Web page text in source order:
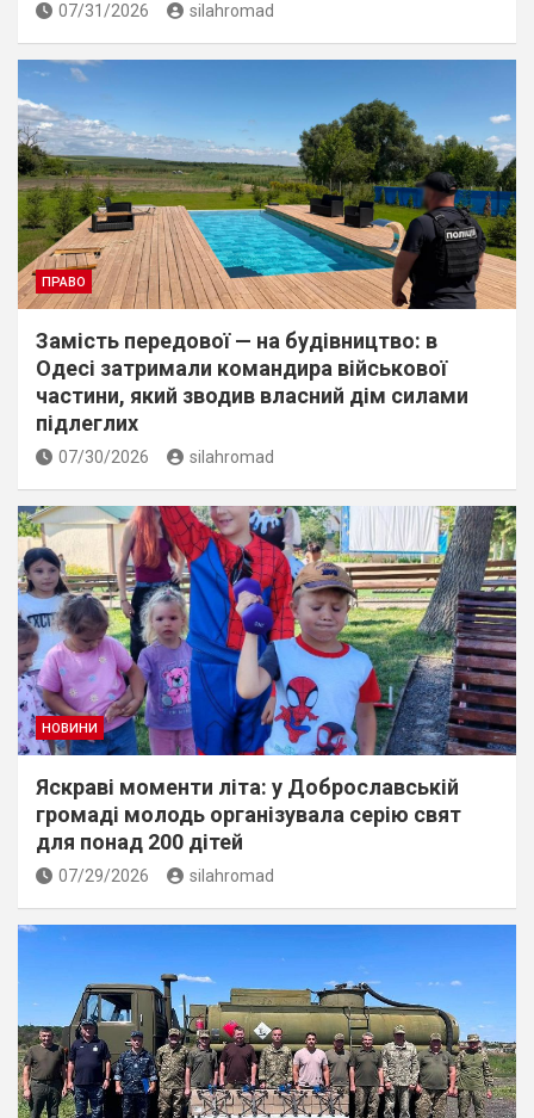
07/31/2026 silahromad
ПРАВО
Замість передової — на будівництво: в
Одесі затримали командира військової
частини, який зводив власний дім силами
підлеглих
07/30/2026 silahromad
НОВИНИ
Яскраві моменти літа: у Доброславській
громаді молодь організувала серію свят
для понад 200 дітей
07/29/2026 silahromad